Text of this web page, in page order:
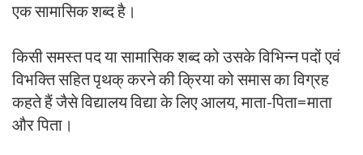
एक सामासिक शब्द है।
किसी समस्त पद या सामासिक शब्द को उसके विभिन्न पदों एवं
विभक्ति सहित पृथक् करने की क्रिया को समास का विग्रह
कहते हैं जैसे विद्यालय विद्या के लिए आलय, माता-पिता=माता
और पिता।